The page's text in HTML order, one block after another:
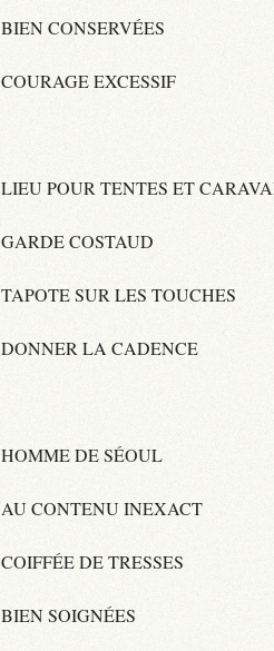
BIEN CONSERVÉES
COURAGE EXCESSIF
LIEU POUR TENTES ET
GARDE COSTAUD
TAPOTE SUR LES TOUCHES
DONNER LA CADENCE
HOMME DE SÉOUL
AU CONTENU INEXACT
COIFFÉE DE TRESSES
BIEN SOIGNÉES